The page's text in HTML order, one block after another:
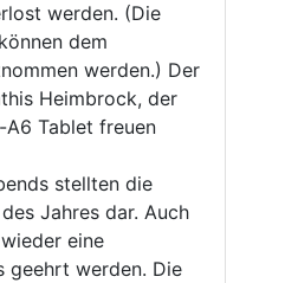
werden. (Die
dem
werden.) Der
Heimbrock, der
A6 Tablet freuen
stellten die
Jahres dar. Auch
eine
geehrt werden. Die